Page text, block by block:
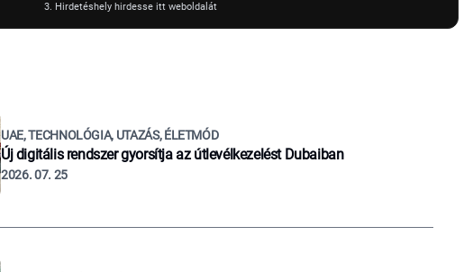
3. Hirdetéshely hirdesse itt weboldalát
UAE, TECHNOLÓGIA, UTAZÁS, ÉLETMÓD
Új digitális rendszer gyorsítja az útlevélkezelést Dubaiban
2026. 07. 25